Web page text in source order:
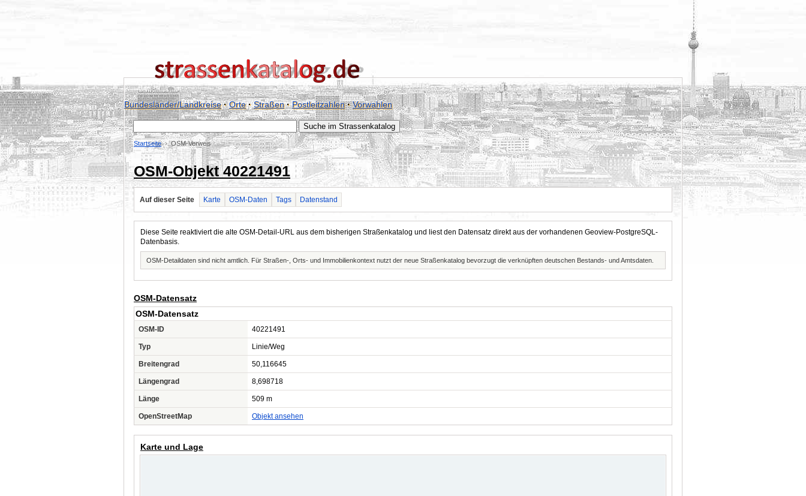
Bundesländer/Landkreise·Orte·Straßen·Postleitzahlen·Vorwahlen
Startseite OSM-Verweis
OSM-Objekt 40221491
Auf dieser Seite Karte OSM-Daten Tags Datenstand
Diese Seite reaktiviert die alte OSM-Detail-URL aus dem bisherigen Straßenkatalog und liest den Datensatz direkt aus der vorhandenen Geoview-PostgreSQL-
Datenbasis.
OSM-Detaildaten sind nicht amtlich. Für Straßen-, Orts- und Immobilienkontext nutzt der neue Straßenkatalog bevorzugt die verknüpften deutschen Bestands- und Amtsdaten.
OSM-Datensatz
OSM-Datensatz
OSM-ID 40221491
Typ Linie/Weg
Breitengrad 50,116645
Längengrad 8,698718
Länge 509 m
OpenStreetMap Objekt ansehen
Karte und Lage